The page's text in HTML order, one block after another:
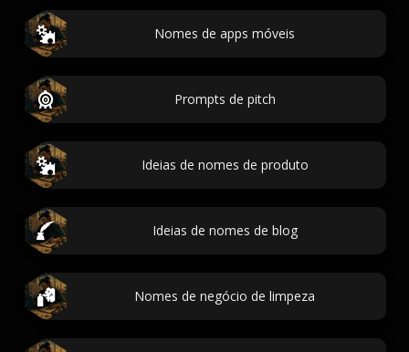
Nomes de apps móveis
Prompts de pitch
Ideias de nomes de produto
Ideias de nomes de blog
Nomes de negócio de limpeza